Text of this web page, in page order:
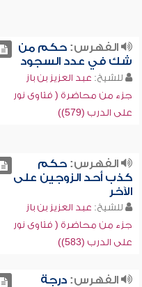
الفهرس:حكم من
شك في عدد السجود
للشيخ: عبد العزيز بن باز
جزء من محاضرة ( فتاوى نور
على الدرب (579))
الفهرس:حكم
كذب أحد الزوجين على
الآخر
للشيخ: عبد العزيز بن باز
جزء من محاضرة ( فتاوى نور
على الدرب (583))
الفهرس:درجة